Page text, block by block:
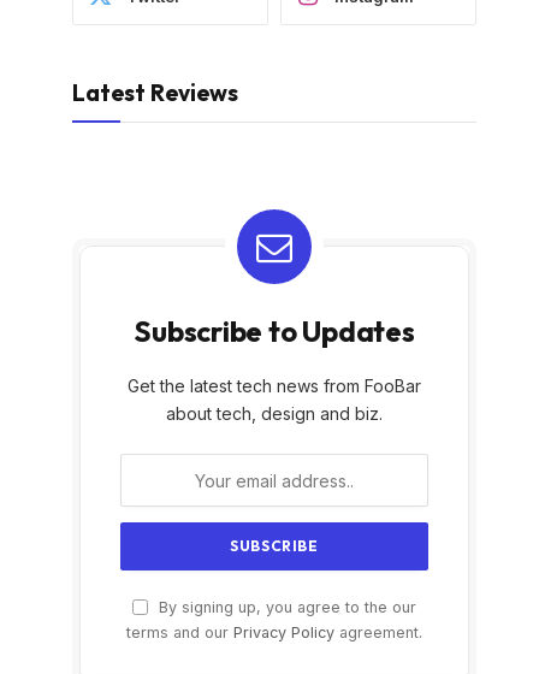
Latest Reviews
Subscribe to Updates
Get the latest tech news from FooBar
about tech, design and biz.
By signing up, you agree to the our
terms and our Privacy Policy agreement.